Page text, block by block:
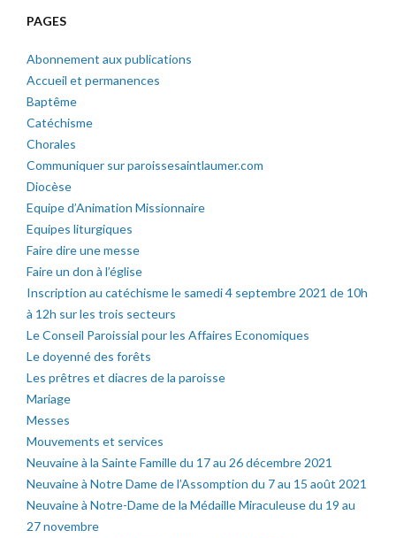
PAGES
Abonnement aux publications
Accueil et permanences
Baptême
Catéchisme
Chorales
Communiquer sur paroissesaintlaumer.com
Diocèse
Equipe d’Animation Missionnaire
Equipes liturgiques
Faire dire une messe
Faire un don à l’église
Inscription au catéchisme le samedi 4 septembre 2021 de 10h
à 12h sur les trois secteurs
Le Conseil Paroissial pour les Affaires Economiques
Le doyenné des forêts
Les prêtres et diacres de la paroisse
Mariage
Messes
Mouvements et services
Neuvaine à la Sainte Famille du 17 au 26 décembre 2021
Neuvaine à Notre Dame de l’Assomption du 7 au 15 août 2021
Neuvaine à Notre-Dame de la Médaille Miraculeuse du 19 au
27 novembre